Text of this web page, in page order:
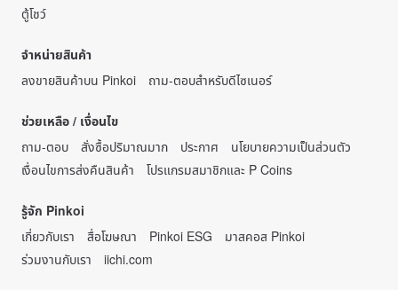
ตู้โชว์
จำหน่ายสินค้า
ลงขายสินค้าบน Pinkoi
ถาม-ตอบสำหรับดีไซเนอร์
ช่วยเหลือ / เงื่อนไข
ถาม-ตอบ
สั่งซื้อปริมาณมาก ประกาศ
นโยบายความเป็นส่วนตัว
เงื่อนไขการส่งคืนสินค้า
โปรแกรมสมาชิกและ P Coins
รู้จัก Pinkoi
เกี่ยวกับเรา
สื่อโฆษณา Pinkoi ESG
มาสคอส Pinkoi
ร่วมงานกับเรา
iichi.com